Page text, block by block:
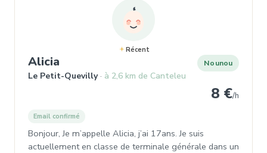
Récent
Alicia , Nounou à Le Petit-Quevilly
Le Petit-Quevilly à 2,6 km de Canteleu
Nounou
8 €/h
Email confirmé
Bonjour, Je m’appelle Alicia, j’ai 17ans. Je suis
actuellement en classe de terminale générale dans un